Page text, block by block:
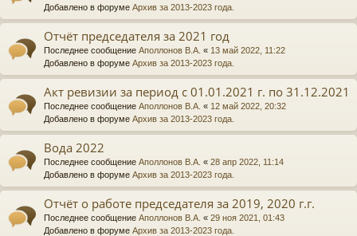
Добавлено в форуме Архив за 2013-2023 года.
Отчёт председателя за 2021 год
Последнее сообщение Аполлонов В.А. « 13 май 2022, 11:22
Добавлено в форуме Архив за 2013-2023 года.
Акт ревизии за период с 01.01.2021 г. по 31.12.2021
Последнее сообщение Аполлонов В.А. « 12 май 2022, 20:32
Добавлено в форуме Архив за 2013-2023 года.
Вода 2022
Последнее сообщение Аполлонов В.А. « 28 апр 2022, 11:14
Добавлено в форуме Архив за 2013-2023 года.
Отчёт о работе председателя за 2019, 2020 г.г.
Последнее сообщение Аполлонов В.А. « 29 ноя 2021, 01:43
Добавлено в форуме Архив за 2013-2023 года.